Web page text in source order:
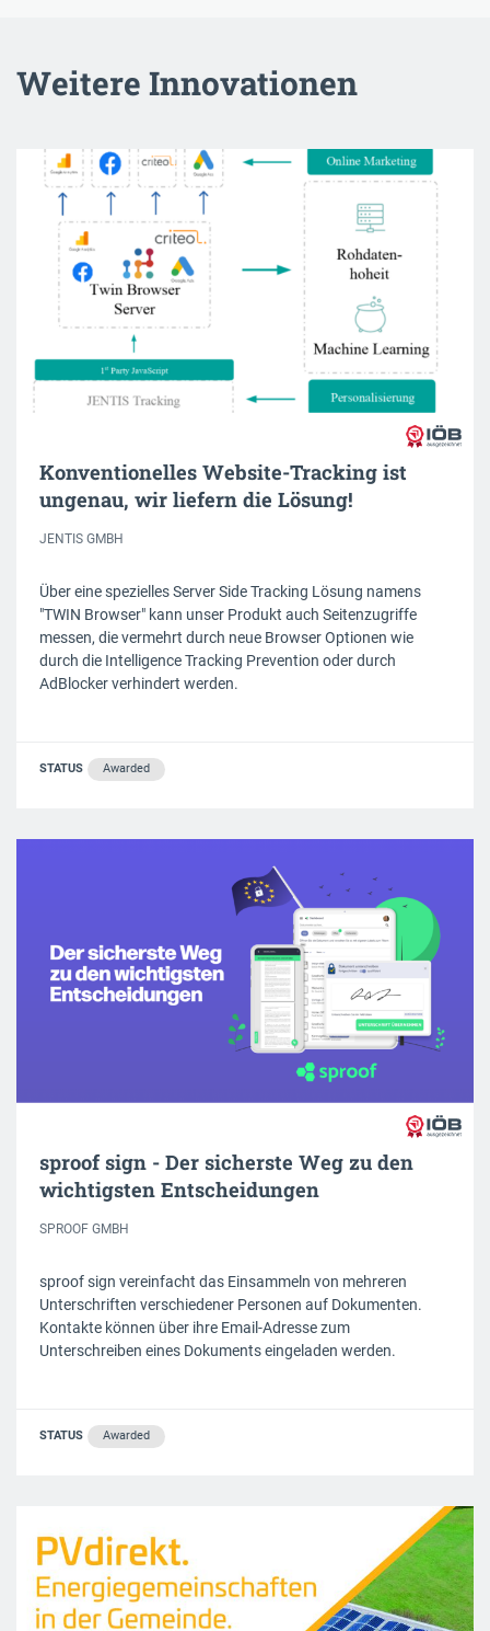
Weitere Innovationen
Konventionelles Website-Tracking ist
ungenau, wir liefern die Lösung!
JENTIS GMBH
Über eine spezielles Server Side Tracking Lösung namens
"TWIN Browser" kann unser Produkt auch Seitenzugriffe
messen, die vermehrt durch neue Browser Optionen wie
durch die Intelligence Tracking Prevention oder durch
AdBlocker verhindert werden.
STATUS Awarded
sproof sign - Der sicherste Weg zu den
wichtigsten Entscheidungen
SPROOF GMBH
sproof sign vereinfacht das Einsammeln von mehreren
Unterschriften verschiedener Personen auf Dokumenten.
Kontakte können über ihre Email-Adresse zum
Unterschreiben eines Dokuments eingeladen werden.
STATUS Awarded